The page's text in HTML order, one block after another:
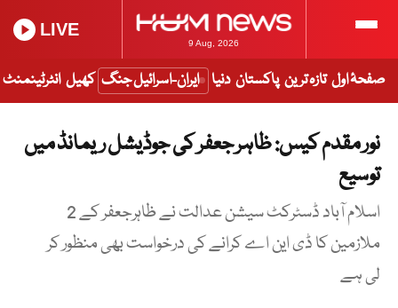
9 Aug, 2026
LIVE
صفحۂ اول تازہ ترین پاکستان دنیا ایران-اسرائیل جنگ کھیل انٹرٹینمنٹ
نور مقدم کیس: ظاہر جعفر کی جوڈیشل ریمانڈ میں
توسیع
اسلام آباد ڈسٹرکٹ سیشن عدالت نے ظاہرجعفر کے 2
ملازمین کا ڈی این اے کرانے کی درخواست بھی منظور کر
لی ہے